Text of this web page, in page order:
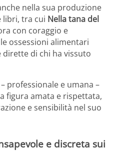
nella sua produzione
libri, tra cui Nella tana del
con coraggio e
ossessioni alimentari
di chi ha vissuto
professionale e umana –
figura amata e rispettata,
e sensibilità nel suo
e discreta sui